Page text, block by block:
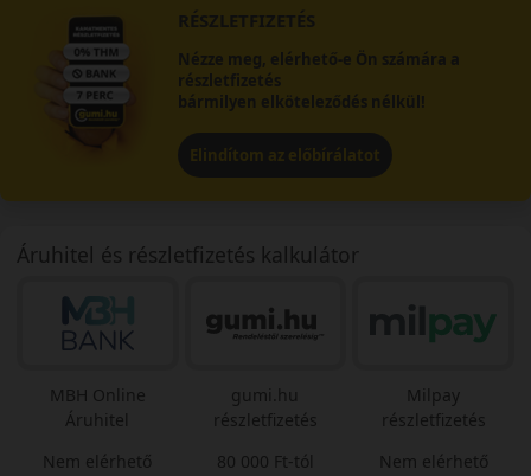
RÉSZLETFIZETÉS
Nézze meg, elérhető-e Ön számára a
részletfizetés
bármilyen elköteleződés nélkül!
Elindítom az előbírálatot
Áruhitel és részletfizetés kalkulátor
MBH Online
Áruhitel
Nem elérhető
gumi.hu
részletfizetés
80 000 Ft-tól
Milpay
részletfizetés
Nem elérhető